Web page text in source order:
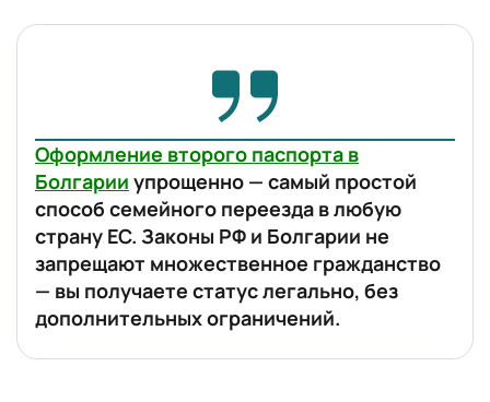
Оформление второго паспорта в
Болгарии упрощенно — самый простой
способ семейного переезда в любую
страну ЕС. Законы РФ и Болгарии не
запрещают множественное гражданство
— вы получаете статус легально, без
дополнительных ограничений.